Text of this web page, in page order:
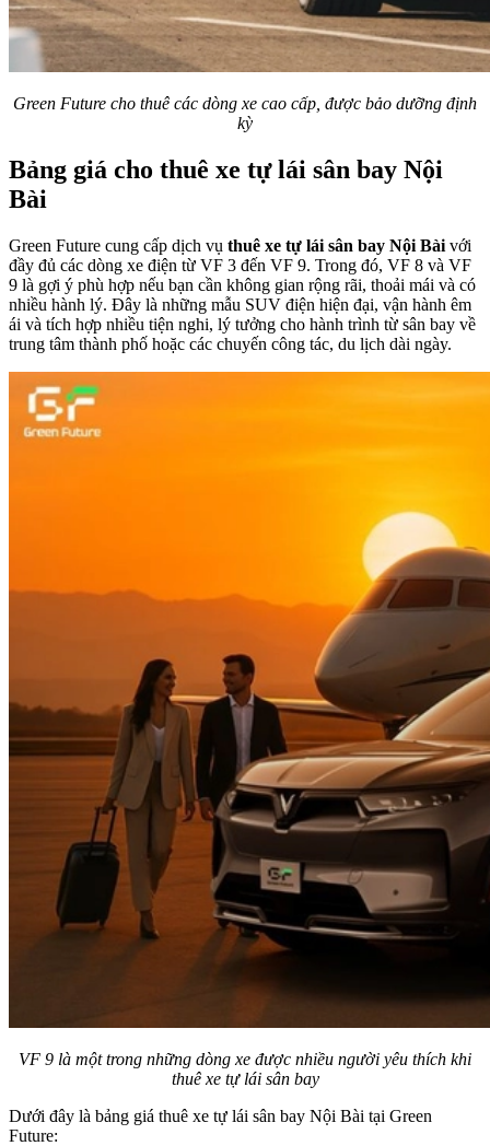
Green Future cho thuê các dòng xe cao cấp, được bảo dưỡng định
kỳ
Bảng giá cho thuê xe tự lái sân bay Nội
Bài
Green Future cung cấp dịch vụ thuê xe tự lái sân bay Nội Bài với
đầy đủ các dòng xe điện từ VF 3 đến VF 9. Trong đó, VF 8 và VF
9 là gợi ý phù hợp nếu bạn cần không gian rộng rãi, thoải mái và có
nhiều hành lý. Đây là những mẫu SUV điện hiện đại, vận hành êm
ái và tích hợp nhiều tiện nghi, lý tưởng cho hành trình từ sân bay về
trung tâm thành phố hoặc các chuyến công tác, du lịch dài ngày.
VF 9 là một trong những dòng xe được nhiều người yêu thích khi
thuê xe tự lái sân bay
Dưới đây là bảng giá thuê xe tự lái sân bay Nội Bài tại Green
Future: